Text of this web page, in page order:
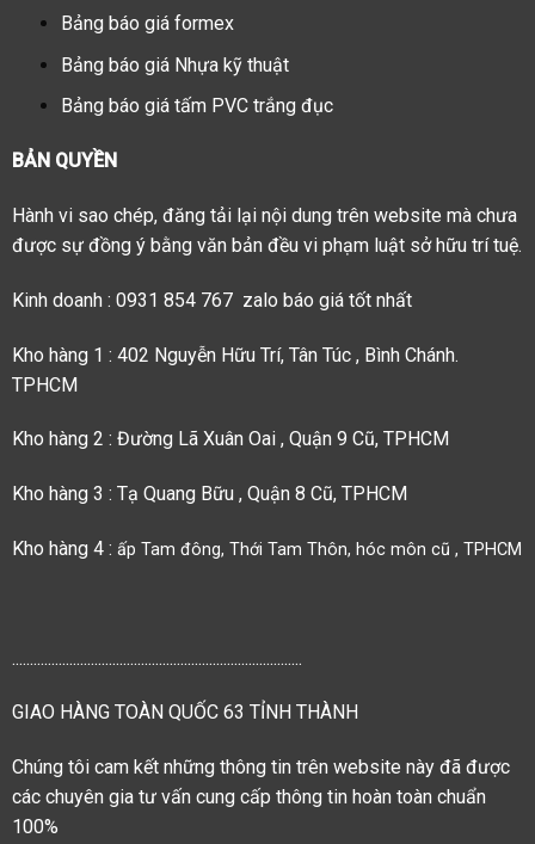
Bảng báo giá formex
Bảng báo giá Nhựa kỹ thuật
Bảng báo giá tấm PVC trắng đục
BẢN QUYỀN
Hành vi sao chép, đăng tải lại nội dung trên website mà chưa
được sự đồng ý bằng văn bản đều vi phạm luật sở hữu trí tuệ.
Kinh doanh : 0931 854 767 zalo báo giá tốt nhất
Kho hàng 1 : 402 Nguyễn Hữu Trí, Tân Túc , Bình Chánh.
TPHCM
Kho hàng 2 : Đường Lã Xuân Oai , Quận 9 Cũ, TPHCM
Kho hàng 3 : Tạ Quang Bữu , Quận 8 Cũ, TPHCM
Kho hàng 4 : ấp Tam đông, Thới Tam Thôn, hóc môn cũ , TPHCM
.................................................................................
GIAO HÀNG TOÀN QUỐC 63 TỈNH THÀNH
Chúng tôi cam kết những thông tin trên website này đã được
các chuyên gia tư vấn cung cấp thông tin hoàn toàn chuẩn
100%